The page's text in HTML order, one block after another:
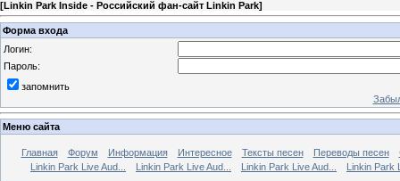
[Linkin Park Inside - Российский фан-сайт Linkin Park]
Форма входа
Логин:
Пароль:
запомнить
Меню сайта
Главная Форум Информация Интересное Тексты песен Переводы песен
Linkin Park Live Aud...
Linkin Park Live Aud... Linkin Park Live Aud... Linkin Park